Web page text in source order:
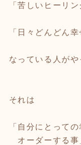
「苦しいヒーリ
「日々どんどん
なっている人が
それは
「自分にとっての
オーダーする事